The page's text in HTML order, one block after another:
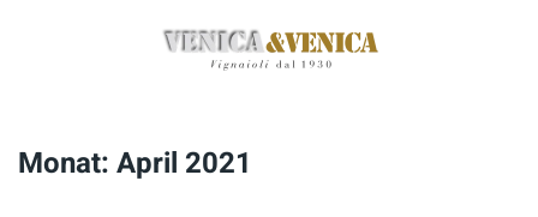
Monat: April 2021